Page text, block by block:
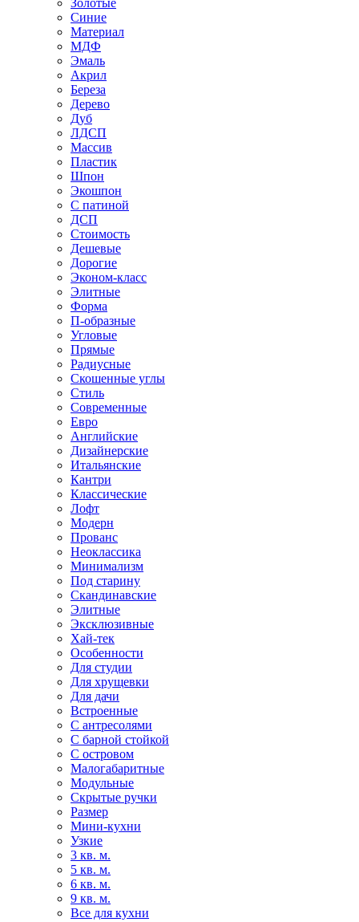
Золотые
Синие
Материал
МДФ
Эмаль
Акрил
Береза
Дерево
Дуб
ЛДСП
Массив
Пластик
Шпон
Экошпон
С патиной
ДСП
Стоимость
Дешевые
Дорогие
Эконом-класс
Элитные
Форма
П-образные
Угловые
Прямые
Радиусные
Скошенные углы
Стиль
Современные
Евро
Английские
Дизайнерские
Итальянские
Кантри
Классические
Лофт
Модерн
Прованс
Неоклассика
Минимализм
Под старину
Скандинавские
Элитные
Эксклюзивные
Хай-тек
Особенности
Для студии
Для хрущевки
Для дачи
Встроенные
С антресолями
С барной стойкой
С островом
Малогабаритные
Модульные
Скрытые ручки
Размер
Мини-кухни
Узкие
3 кв. м.
5 кв. м.
6 кв. м.
9 кв. м.
Все для кухни